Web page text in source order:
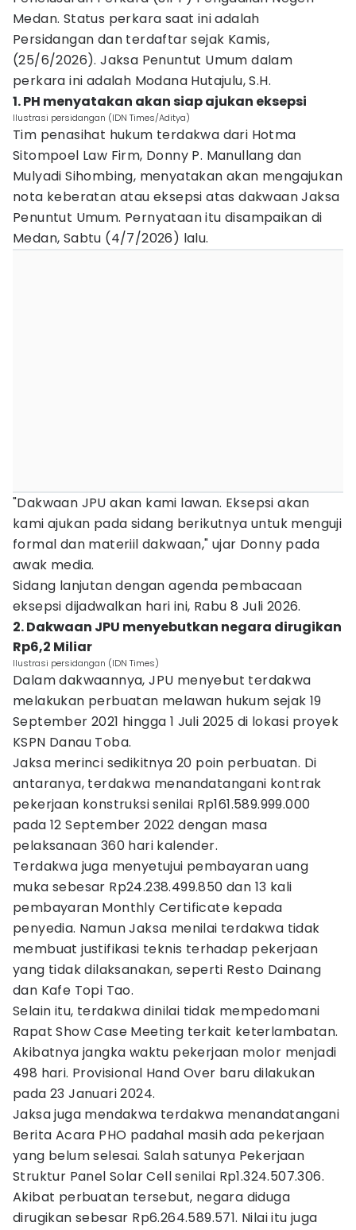
Medan. Status perkara saat ini adalah
Persidangan dan terdaftar sejak Kamis,
(25/6/2026). Jaksa Penuntut Umum dalam
perkara ini adalah Modana Hutajulu, S.H.
1. PH menyatakan akan siap ajukan eksepsi
Ilustrasi persidangan (IDN Times/Aditya)
Tim penasihat hukum terdakwa dari Hotma
Sitompoel Law Firm, Donny P. Manullang dan
Mulyadi Sihombing, menyatakan akan mengajukan
nota keberatan atau eksepsi atas dakwaan Jaksa
Penuntut Umum. Pernyataan itu disampaikan di
Medan, Sabtu (4/7/2026) lalu.
"Dakwaan JPU akan kami lawan. Eksepsi akan
kami ajukan pada sidang berikutnya untuk menguji
formal dan materiil dakwaan," ujar Donny pada
awak media.
Sidang lanjutan dengan agenda pembacaan
eksepsi dijadwalkan hari ini, Rabu 8 Juli 2026.
2. Dakwaan JPU menyebutkan negara dirugikan
Rp6,2 Miliar
Ilustrasi persidangan (IDN Times)
Dalam dakwaannya, JPU menyebut terdakwa
melakukan perbuatan melawan hukum sejak 19
September 2021 hingga 1 Juli 2025 di lokasi proyek
KSPN Danau Toba.
Jaksa merinci sedikitnya 20 poin perbuatan. Di
antaranya, terdakwa menandatangani kontrak
pekerjaan konstruksi senilai Rp161.589.999.000
pada 12 September 2022 dengan masa
pelaksanaan 360 hari kalender.
Terdakwa juga menyetujui pembayaran uang
muka sebesar Rp24.238.499.850 dan 13 kali
pembayaran Monthly Certificate kepada
penyedia. Namun Jaksa menilai terdakwa tidak
membuat justifikasi teknis terhadap pekerjaan
yang tidak dilaksanakan, seperti Resto Dainang
dan Kafe Topi Tao.
Selain itu, terdakwa dinilai tidak mempedomani
Rapat Show Case Meeting terkait keterlambatan.
Akibatnya jangka waktu pekerjaan molor menjadi
498 hari. Provisional Hand Over baru dilakukan
pada 23 Januari 2024.
Jaksa juga mendakwa terdakwa menandatangani
Berita Acara PHO padahal masih ada pekerjaan
yang belum selesai. Salah satunya Pekerjaan
Struktur Panel Solar Cell senilai Rp1.324.507.306.
Akibat perbuatan tersebut, negara diduga
dirugikan sebesar Rp6.264.589.571. Nilai itu juga